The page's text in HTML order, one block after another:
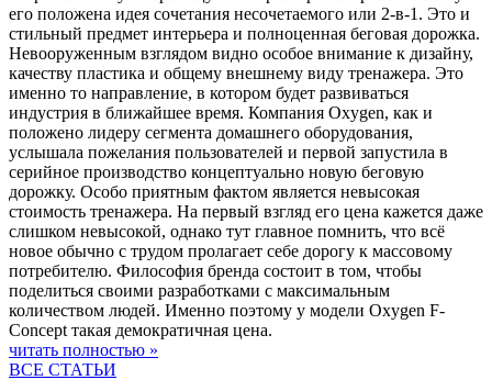
его положена идея сочетания несочетаемого или 2-в-1. Это и
стильный предмет интерьера и полноценная беговая дорожка.
Невооруженным взглядом видно особое внимание к дизайну,
качеству пластика и общему внешнему виду тренажера. Это
именно то направление, в котором будет развиваться
индустрия в ближайшее время. Компания Oxygen, как и
положено лидеру сегмента домашнего оборудования,
услышала пожелания пользователей и первой запустила в
серийное производство концептуально новую беговую
дорожку. Особо приятным фактом является невысокая
стоимость тренажера. На первый взгляд его цена кажется даже
слишком невысокой, однако тут главное помнить, что всё
новое обычно с трудом пролагает себе дорогу к массовому
потребителю. Философия бренда состоит в том, чтобы
поделиться своими разработками с максимальным
количеством людей. Именно поэтому у модели Oxygen F-
Concept такая демократичная цена.
читать полностью »
ВСЕ СТАТЬИ